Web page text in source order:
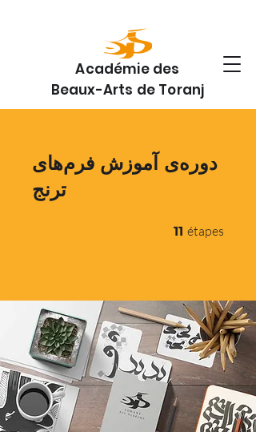
Académie des
Beaux-Arts de Toranj
دوره‌ی آموزش فرم‌های
ترنج
11 étapes